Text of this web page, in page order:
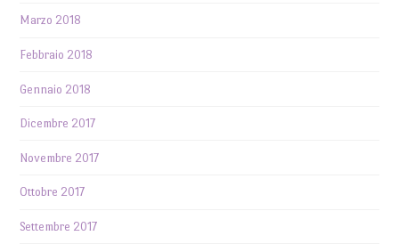
Marzo 2018
Febbraio 2018
Gennaio 2018
Dicembre 2017
Novembre 2017
Ottobre 2017
Settembre 2017